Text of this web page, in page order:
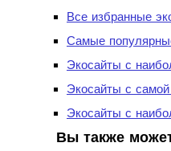
Все избранные
Самые
Экосайты с
Экосайты с
Экосайты с
Вы также